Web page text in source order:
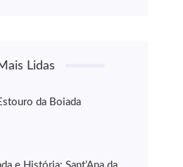
Lidas
da Boiada